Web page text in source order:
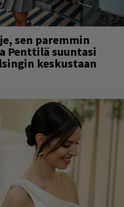
sen paremmin
Penttilä suuntasi
keskustaan